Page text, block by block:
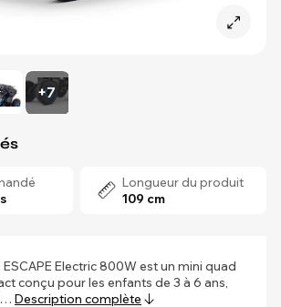
+7
Longueur du produit
109 cm
Electric 800W est un mini quad
conçu pour les enfants de 3 à 6 ans,
Description complète